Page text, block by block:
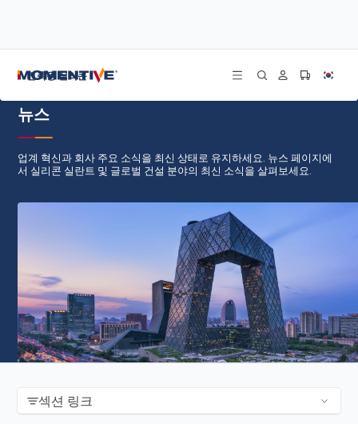
건축용 실리콘
뉴스
업계 혁신과 회사 주요 소식을 최신 상태로 유지하세요. 뉴스 페이지에
서 실리콘 실란트 및 글로벌 건설 분야의 최신 소식을 살펴보세요.
섹션 링크